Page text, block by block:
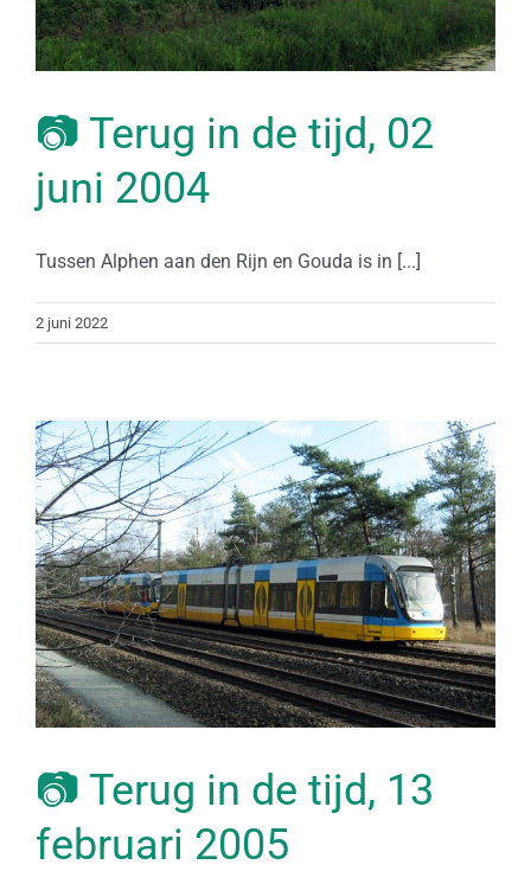
📷 Terug in de tijd, 02
juni 2004
Tussen Alphen aan den Rijn en Gouda is in [...]
2 juni 2022
📷 Terug in de tijd, 13
februari 2005